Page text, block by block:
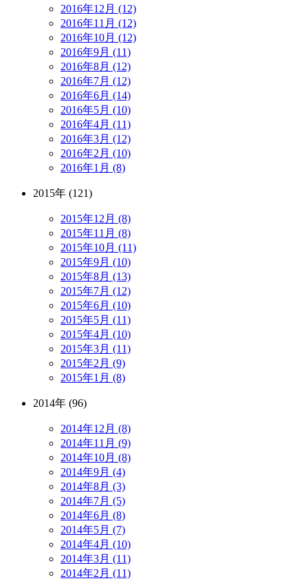
2016年12月 (12)
2016年11月 (12)
2016年10月 (12)
2016年9月 (11)
2016年8月 (12)
2016年7月 (12)
2016年6月 (14)
2016年5月 (10)
2016年4月 (11)
2016年3月 (12)
2016年2月 (10)
2016年1月 (8)
2015年 (121)
2015年12月 (8)
2015年11月 (8)
2015年10月 (11)
2015年9月 (10)
2015年8月 (13)
2015年7月 (12)
2015年6月 (10)
2015年5月 (11)
2015年4月 (10)
2015年3月 (11)
2015年2月 (9)
2015年1月 (8)
2014年 (96)
2014年12月 (8)
2014年11月 (9)
2014年10月 (8)
2014年9月 (4)
2014年8月 (3)
2014年7月 (5)
2014年6月 (8)
2014年5月 (7)
2014年4月 (10)
2014年3月 (11)
2014年2月 (11)